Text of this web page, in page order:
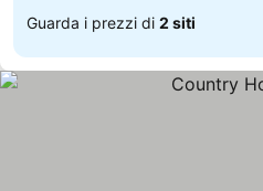
Guarda i prezzi di 2 siti